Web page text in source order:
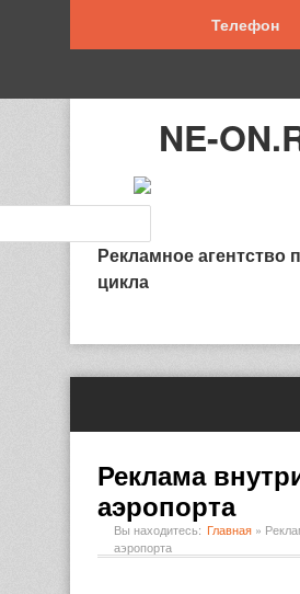
Телефон
NE-
Рекламное агентство
цикла
Реклама
аэропорта
Вы находитесь: Главная »
аэропорта